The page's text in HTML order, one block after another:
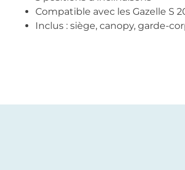
Compatible avec les Gazelle S
Inclus : siège, canopy, garde-